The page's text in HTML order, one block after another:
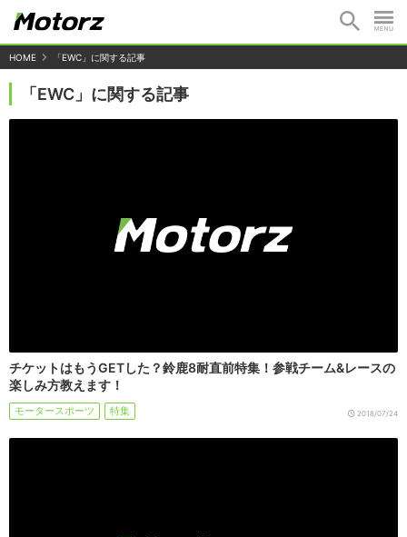
HOME 「EWC」に関する記事
「EWC」に関する記事
チケットはもうGETした？鈴鹿8耐直前特集！参戦チーム&レースの
楽しみ方教えます！
モータースポーツ 特集 2018/07/24